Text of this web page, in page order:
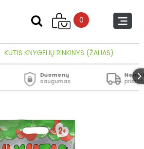
0
KUTIS KNYGELIŲ RINKINYS (ŽALIAS)
Duomenų
saugumas